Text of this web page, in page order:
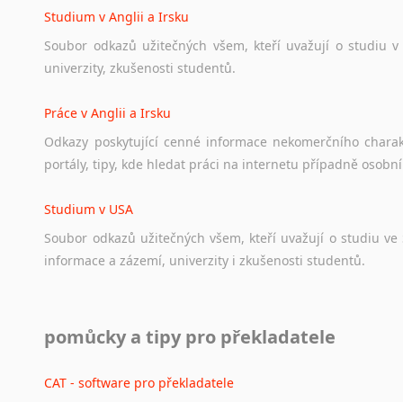
Studium v Anglii a Irsku
Soubor odkazů užitečných všem, kteří uvažují o studiu v
univerzity, zkušenosti studentů.
Práce v Anglii a Irsku
Odkazy poskytující cenné informace nekomerčního
portály, tipy, kde hledat práci na internetu případně osobní
Studium v USA
Soubor odkazů užitečných všem, kteří uvažují o studiu ve
informace a zázemí, univerzity i zkušenosti studentů.
Odkazy poskytující cenné informace nekomerčního
pomůcky a tipy pro překladatele
CAT - software pro překladatele